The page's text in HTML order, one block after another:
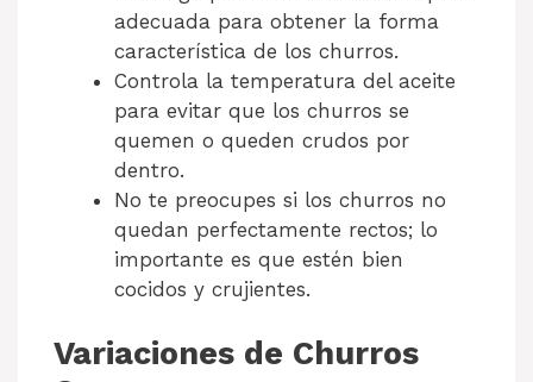
adecuada para obtener la forma
característica de los churros.
Controla la temperatura del aceite
para evitar que los churros se
quemen o queden crudos por
dentro.
No te preocupes si los churros no
quedan perfectamente rectos; lo
importante es que estén bien
cocidos y crujientes.
Variaciones de Churros